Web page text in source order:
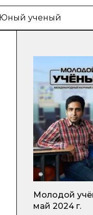
Юный ученый
Молодой
май 2024 г.